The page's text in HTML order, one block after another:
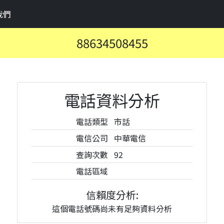
們
88634508455
電話資料分析
電話類型 市話
電信公司 中華電信
查詢次數 92
電話區域
信賴度分析:
這個電話號碼尚未有足夠資料分析